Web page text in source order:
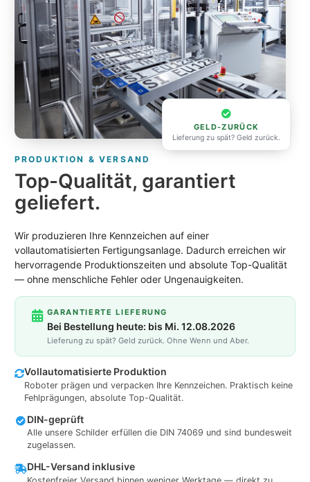
GELD-ZURÜCK
Lieferung zu spät? Geld zurück.
PRODUKTION & VERSAND
Top-Qualität, garantiert
geliefert.
Wir produzieren Ihre Kennzeichen auf einer
vollautomatisierten Fertigungsanlage. Dadurch erreichen wir
hervorragende Produktionszeiten und absolute Top-Qualität
— ohne menschliche Fehler oder Ungenauigkeiten.
GARANTIERTE LIEFERUNG
Bei Bestellung heute: bis Mi. 12.08.2026
Lieferung zu spät? Geld zurück. Ohne Wenn und Aber.
Vollautomatisierte Produktion
Roboter prägen und verpacken Ihre Kennzeichen. Praktisch keine
Fehlprägungen, absolute Top-Qualität.
DIN-geprüft
Alle unsere Schilder erfüllen die DIN 74069 und sind bundesweit
zugelassen.
DHL-Versand inklusive